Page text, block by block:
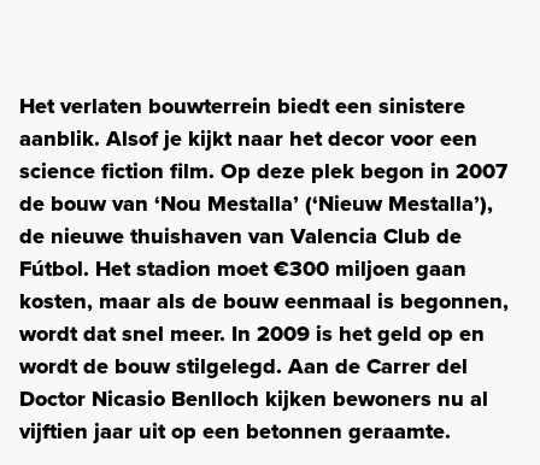
Het verlaten bouwterrein biedt een sinistere
aanblik. Alsof je kijkt naar het decor voor een
science fiction film. Op deze plek begon in 2007
de bouw van ‘Nou Mestalla’ (‘Nieuw Mestalla’),
de nieuwe thuishaven van Valencia Club de
Fútbol. Het stadion moet €300 miljoen gaan
kosten, maar als de bouw eenmaal is begonnen,
wordt dat snel meer. In 2009 is het geld op en
wordt de bouw stilgelegd. Aan de Carrer del
Doctor Nicasio Benlloch kijken bewoners nu al
vijftien jaar uit op een betonnen geraamte.